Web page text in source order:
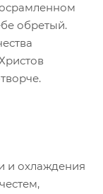
обретый.
и охлаждения